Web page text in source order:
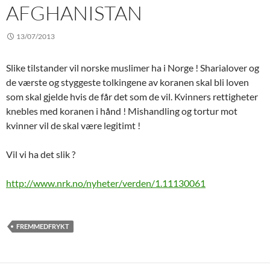
AFGHANISTAN
13/07/2013
Slike tilstander vil norske muslimer ha i Norge ! Sharialover og
de værste og styggeste tolkingene av koranen skal bli loven
som skal gjelde hvis de får det som de vil. Kvinners rettigheter
knebles med koranen i hånd ! Mishandling og tortur mot
kvinner vil de skal være legitimt !
Vil vi ha det slik ?
http://www.nrk.no/nyheter/verden/1.11130061
FREMMEDFRYKT